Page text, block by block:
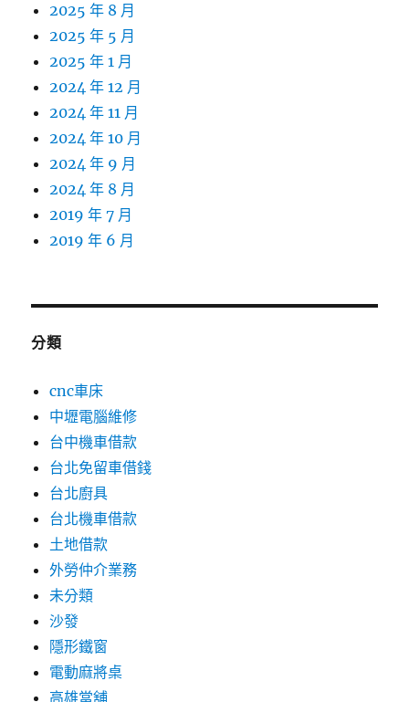
2025 年 8 月
2025 年 5 月
2025 年 1 月
2024 年 12 月
2024 年 11 月
2024 年 10 月
2024 年 9 月
2024 年 8 月
2019 年 7 月
2019 年 6 月
分類
cnc車床
中壢電腦維修
台中機車借款
台北免留車借錢
台北廚具
台北機車借款
土地借款
外勞仲介業務
未分類
沙發
隱形鐵窗
電動麻將桌
高雄當舖